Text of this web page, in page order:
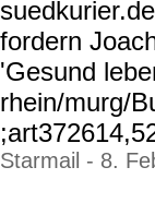
fordern
'Gesund
rhein/murg/
Starmail - 8.